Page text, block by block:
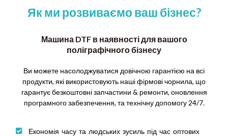
Як ми розвиваємо ваш бізнес?
Машина DTF в наявності для вашого
поліграфічного бізнесу
Ви можете насолоджуватися довічною гарантією на всі
продукти, які використовують наші фірмові чорнила, що
гарантує безкоштовні запчастини & ремонти, оновлення
програмного забезпечення, та технічну допомогу 24/7.
Економія часу та людських зусиль під час оптових